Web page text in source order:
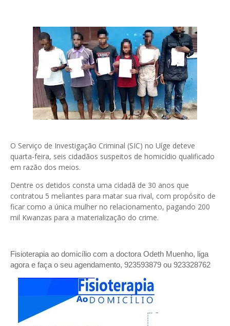
O Serviço de Investigação Criminal (SIC) no Uíge deteve
quarta-feira, seis cidadãos suspeitos de homicídio qualificado
em razão dos meios.
Dentre os detidos consta uma cidadã de 30 anos que
contratou 5 meliantes para matar sua rival, com propósito de
ficar como a única mulher no relacionamento, pagando 200
mil Kwanzas para a materialização do crime.
Fisioterapia ao domicílio com a doctora Odeth Muenho, liga
agora e faça o seu agendamento, 923593879 ou 923328762